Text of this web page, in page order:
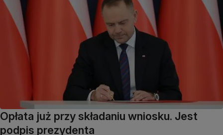
Opłata już przy składaniu wniosku. Jest
podpis prezydenta